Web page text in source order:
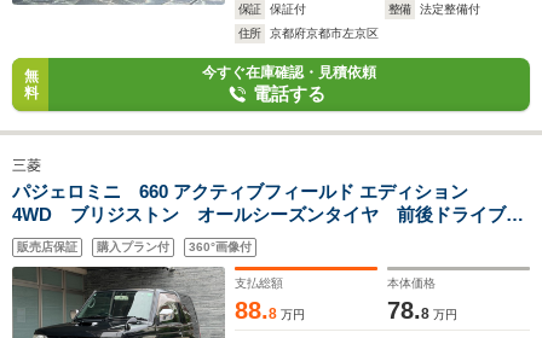
保証
保証付 整備
法定整備付
住所
京都府京都市左京区
無
料
今すぐ在庫確認・見積依頼
電話する
三菱
パジェロミニ 660 アクティブフィールド エディション
4WD ブリジストン オールシーズンタイヤ 前後ドライブレ
コーダー ターボチャージャー HDDナビゲーションシステ
ム ETC キーレス 切替式4WD 純正フォグライト 電動格
納ミラー
販売店保証 購入プラン付 360°画像付
支払総額
88.8 万円
本体価格
78.8 万円